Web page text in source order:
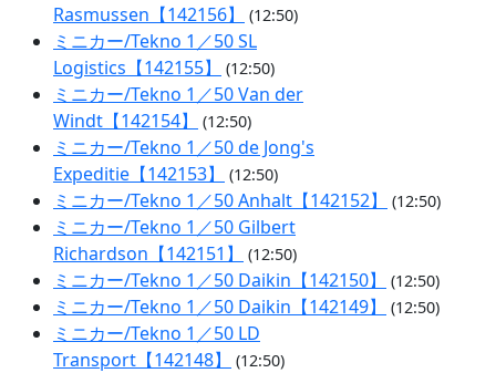
Rasmussen【142156】
(12:50)
ミニカー/Tekno 1／50 SL
Logistics【142155】
(12:50)
ミニカー/Tekno 1／50 Van der
Windt【142154】
(12:50)
ミニカー/Tekno 1／50 de Jong's
Expeditie【142153】
(12:50)
ミニカー/Tekno 1／50 Anhalt【142152】 (12:50)
ミニカー/Tekno 1／50 Gilbert
Richardson【142151】
(12:50)
ミニカー/Tekno 1／50 Daikin【142150】 (12:50)
ミニカー/Tekno 1／50 Daikin【142149】 (12:50)
ミニカー/Tekno 1／50 LD
Transport【142148】
(12:50)